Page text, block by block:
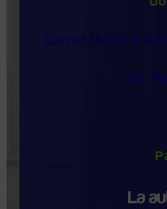
Carrer Major, 6
Tel.
La